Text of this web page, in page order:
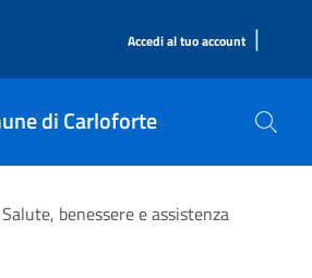
Accedi al tuo account |
di Carloforte
Salute, benessere e assistenza